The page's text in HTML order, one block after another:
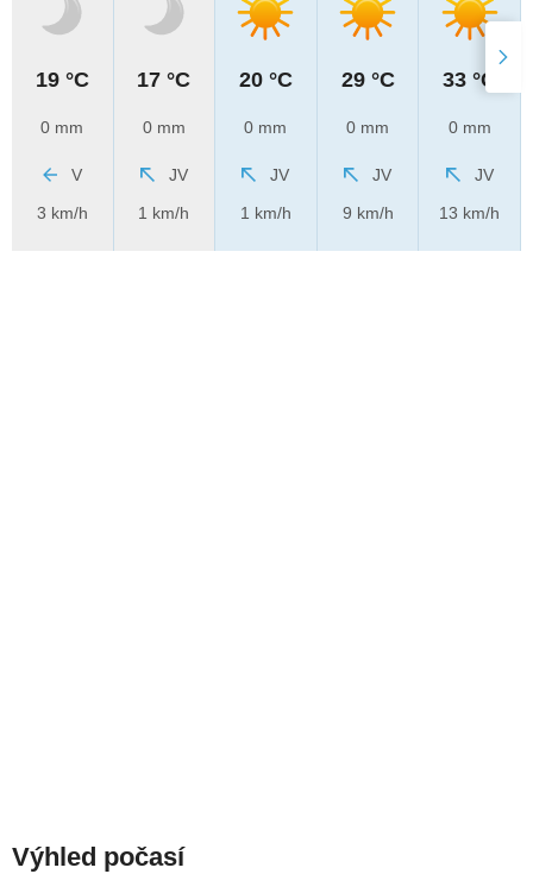
19 °C
0 mm
V
3 km/h
17 °C
0 mm
JV
1 km/h
20 °C
0 mm
JV
1 km/h
29 °C
0 mm
JV
9 km/h
33 °C
0 mm
JV
13 km/h
Výhled počasí